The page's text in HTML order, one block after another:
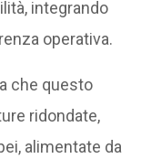
integrando
operativa.
che questo
ridondate,
alimentate da